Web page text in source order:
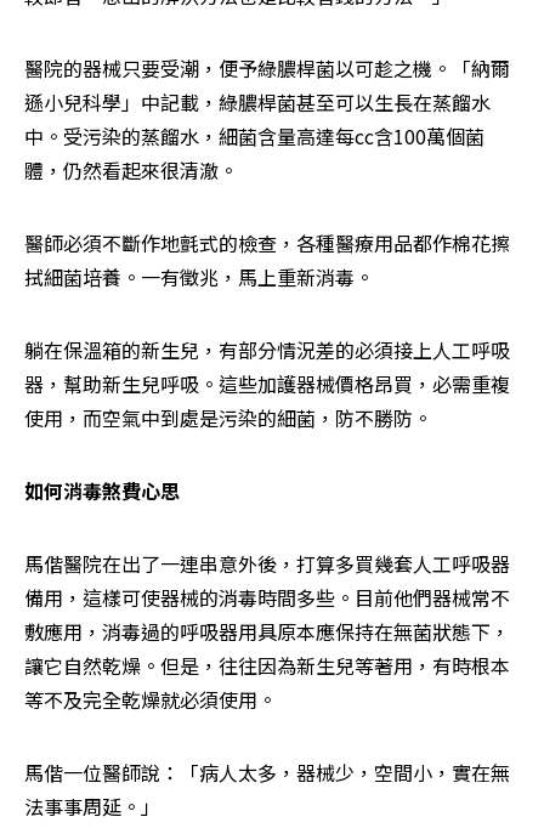
醫院的器械只要受潮，便予綠膿桿菌以可趁之機。「納爾
遜小兒科學」中記載，綠膿桿菌甚至可以生長在蒸餾水
中。受污染的蒸餾水，細菌含量高達每cc含100萬個菌
體，仍然看起來很清澈。
醫師必須不斷作地氈式的檢查，各種醫療用品都作棉花擦
拭細菌培養。一有徵兆，馬上重新消毒。
躺在保溫箱的新生兒，有部分情況差的必須接上人工呼吸
器，幫助新生兒呼吸。這些加護器械價格昂買，必需重複
使用，而空氣中到處是污染的細菌，防不勝防。
如何消毒煞費心思
馬偕醫院在出了一連串意外後，打算多買幾套人工呼吸器
備用，這樣可使器械的消毒時間多些。目前他們器械常不
敷應用，消毒過的呼吸器用具原本應保持在無菌狀態下，
讓它自然乾燥。但是，往往因為新生兒等著用，有時根本
等不及完全乾燥就必須使用。
馬偕一位醫師說：「病人太多，器械少，空間小，實在無
法事事周延。」